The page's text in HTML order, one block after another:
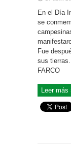
En el Día
se
Fue
sus
FARCO
Leer más